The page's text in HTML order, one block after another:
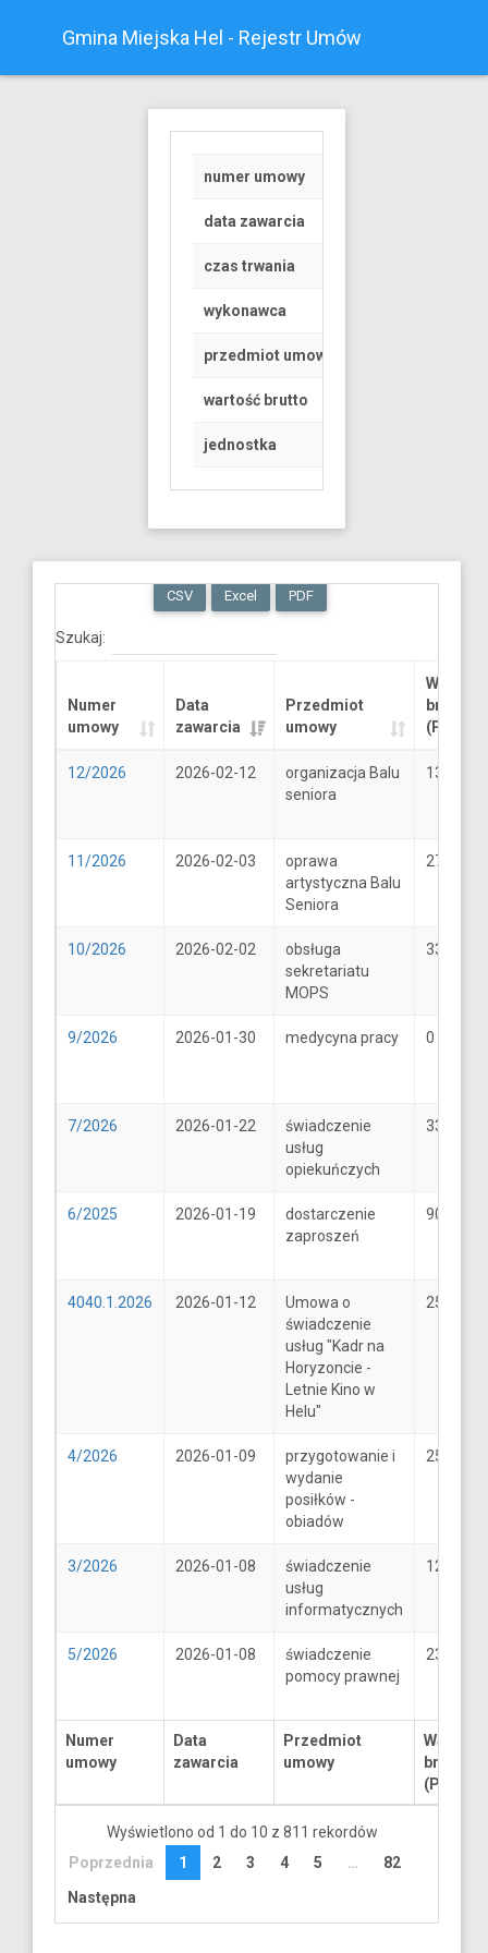
Gmina Miejska Hel - Rejestr Umów
numer umowy
data zawarcia
czas trwania
wykonawca
przedmiot umowy
wartość brutto
jednostka
CSV Excel PDF
Szukaj:
Numer
umowy
Data
zawarcia
Przedmiot
umowy
Wartość
brutto
(PLN)
Numer
umowy
Data
zawarcia
Przedmiot
umowy
Wartość
brutto
(PLN)
12/2026 2026-02-12
organizacja Balu
seniora
13289.6
11/2026 2026-02-03
oprawa
artystyczna Balu
Seniora
2706
10/2026 2026-02-02
obsługa
sekretariatu
MOPS
33
9/2026 2026-01-30 medycyna pracy 0
7/2026 2026-01-22
świadczenie
usług
opiekuńczych
33
6/2025 2026-01-19
dostarczenie
zaproszeń
900
4040.1.2026 2026-01-12
Umowa o
świadczenie
usług "Kadr na
Horyzoncie -
Letnie Kino w
Helu"
25600
4/2026 2026-01-09
przygotowanie i
wydanie
posiłków -
obiadów
25
3/2026 2026-01-08
świadczenie
usług
informatycznych
1250
5/2026 2026-01-08
świadczenie
pomocy prawnej
2300
Wyświetlono od 1 do 10 z 811 rekordów
Poprzednia
1 2 3 4 5 …
82
Następna